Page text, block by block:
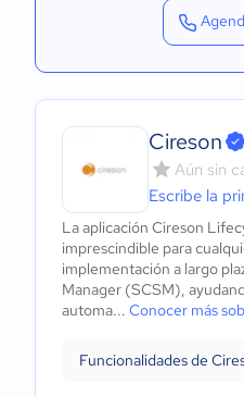
Cireson
Aún sin
Escribe la
La aplicación Cireson
imprescindible para
implementación a largo
Manager (SCSM),
automa... Conocer más
Funcionalidades de